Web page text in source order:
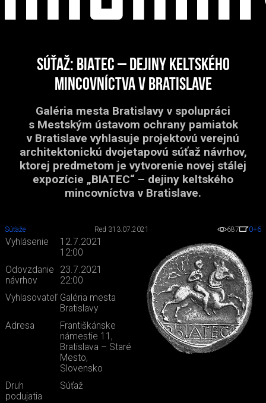
Súťaž: BIATEC – dejiny keltského
mincovníctva v Bratislave
Galéria mesta Bratislavy v spolupráci
s Mestským ústavom ochrany pamiatok
v Bratislave vyhlasuje projektovú verejnú
architektonickú dvojetapovú súťaž návrhov,
ktorej predmetom je vytvorenie novej stálej
expozície „BIATEC“ – dejiny keltského
mincovníctva v Bratislave.
Súťaže Red 313.07.2021 687 0+6
Vyhlásenie
12.7.2021
12:00
Odovzdanie
návrhov
23.7.2021
22:00
Vyhlasovateľ Galéria mesta
Bratislavy
Adresa
Františkánske
námestie 11,
Bratislava – Staré
Mesto,
Slovensko
Druh
podujatia
Súťaž